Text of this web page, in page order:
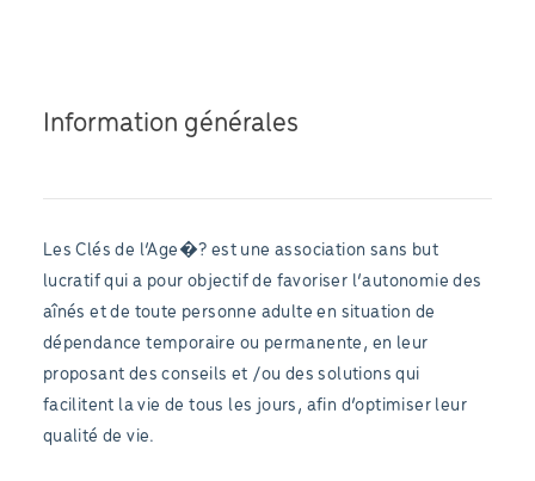
Information générales
Les Clés de l’Age�? est une association sans but
lucratif qui a pour objectif de favoriser l’autonomie des
aînés et de toute personne adulte en situation de
dépendance temporaire ou permanente, en leur
proposant des conseils et /ou des solutions qui
facilitent la vie de tous les jours, afin d’optimiser leur
qualité de vie.